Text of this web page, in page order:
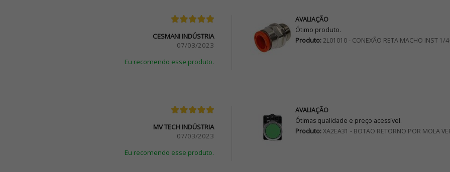
CESMANI INDÚSTRIA
07/03/2023
Eu recomendo esse produto.
AVALIAÇÃO
Ótimo produto.
Produto:2L01010 - CONEXÃO RETA MACHO INST 1/
MV TECH INDÚSTRIA
07/03/2023
Eu recomendo esse produto.
AVALIAÇÃO
Ótimas qualidade e preço acessível.
Produto:XA2EA31 - BOTAO RETORNO POR MOLA